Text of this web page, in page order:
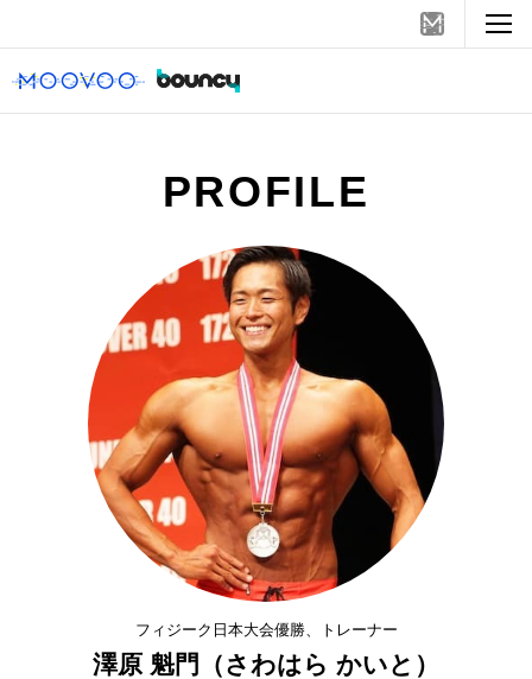
PROFILE
フィジーク日本大会優勝、トレーナー
澤原 魁門（さわはら かいと）